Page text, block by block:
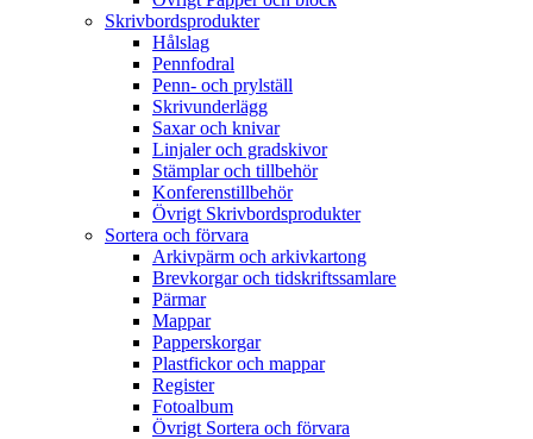
Skrivbordsprodukter
Hålslag
Pennfodral
Penn- och prylställ
Skrivunderlägg
Saxar och knivar
Linjaler och gradskivor
Stämplar och tillbehör
Konferenstillbehör
Övrigt Skrivbordsprodukter
Sortera och förvara
Arkivpärm och arkivkartong
Brevkorgar och tidskriftssamlare
Pärmar
Mappar
Papperskorgar
Plastfickor och mappar
Register
Fotoalbum
Övrigt Sortera och förvara